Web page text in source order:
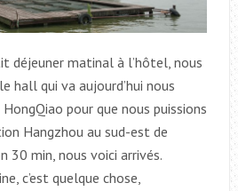
déjeuner matinal à l’hôtel, nous
hall qui va aujourd’hui nous
pour que nous puissions
Hangzhou au sud-est de
30 min, nous voici arrivés.
c’est quelque chose,